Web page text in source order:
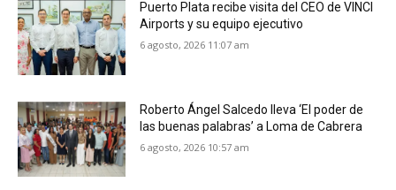
Puerto Plata recibe visita del CEO de VINCI
Airports y su equipo ejecutivo
6 agosto, 2026 11:07 am
Roberto Ángel Salcedo lleva ‘El poder de
las buenas palabras’ a Loma de Cabrera
6 agosto, 2026 10:57 am